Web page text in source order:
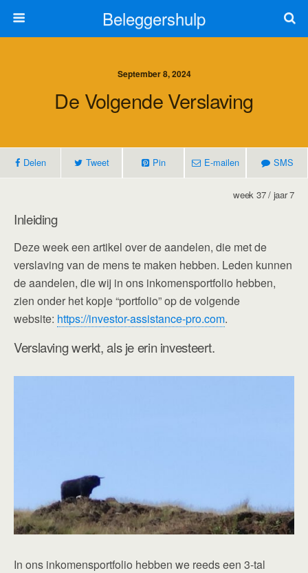
Beleggershulp
September 8, 2024
De Volgende Verslaving
Delen Tweet Pin E-mailen SMS
week 37 / jaar 7
Inleiding
Deze week een artikel over de aandelen, die met de
verslaving van de mens te maken hebben. Leden kunnen
de aandelen, die wij in ons inkomensportfolio hebben,
zien onder het kopje “portfolio” op de volgende
website: https://investor-assistance-pro.com.
Verslaving werkt, als je erin investeert.
In ons inkomensportfolio hebben we reeds een 3-tal